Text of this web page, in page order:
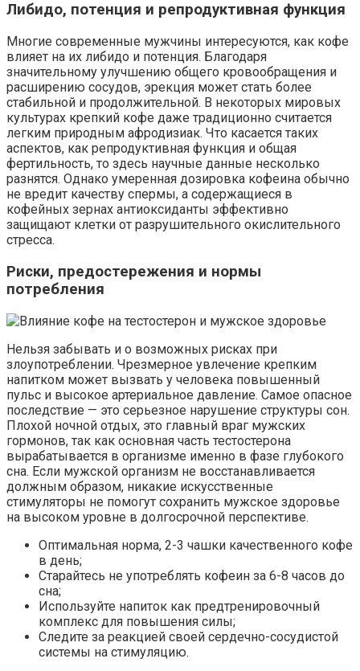
Либидо, потенция и репродуктивная функция
Многие современные мужчины интересуются, как кофе
влияет на их либидо и потенция. Благодаря
значительному улучшению общего кровообращения и
расширению сосудов, эрекция может стать более
стабильной и продолжительной. В некоторых мировых
культурах крепкий кофе даже традиционно считается
легким природным афродизиак. Что касается таких
аспектов, как репродуктивная функция и общая
фертильность, то здесь научные данные несколько
разнятся. Однако умеренная дозировка кофеина обычно
не вредит качеству спермы, а содержащиеся в
кофейных зернах антиоксиданты эффективно
защищают клетки от разрушительного окислительного
стресса.
Риски, предостережения и нормы
потребления
Нельзя забывать и о возможных рисках при
злоупотреблении. Чрезмерное увлечение крепким
напитком может вызвать у человека повышенный
пульс и высокое артериальное давление. Самое опасное
последствие — это серьезное нарушение структуры сон.
Плохой ночной отдых, это главный враг мужских
гормонов, так как основная часть тестостерона
вырабатывается в организме именно в фазе глубокого
сна. Если мужской организм не восстанавливается
должным образом, никакие искусственные
стимуляторы не помогут сохранить мужское здоровье
на высоком уровне в долгосрочной перспективе.
Оптимальная норма, 2-3 чашки качественного кофе
в день;
Старайтесь не употреблять кофеин за 6-8 часов до
сна;
Используйте напиток как предтренировочный
комплекс для повышения силы;
Следите за реакцией своей сердечно-сосудистой
системы на стимуляцию.